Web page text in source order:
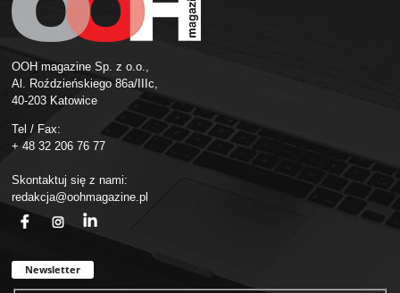
OOH magazine Sp. z o.o.,
Al. Roździeńskiego 86a/IIIc,
40-203 Katowice
Tel / Fax:
+ 48 32 206 76 77
Skontaktuj się z nami:
redakcja@oohmagazine.pl
Newsletter